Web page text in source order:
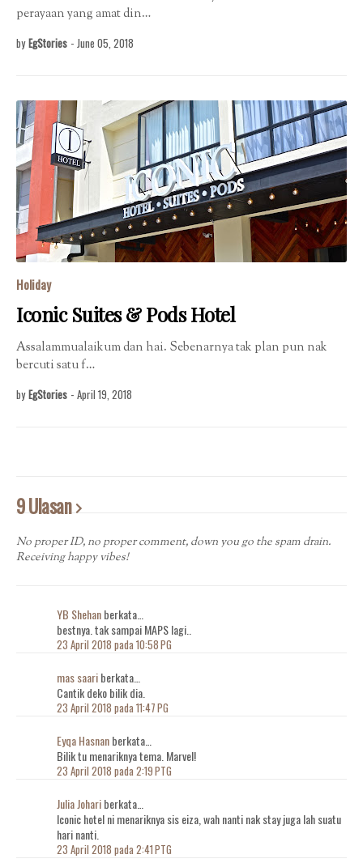
perayaan yang amat din…
by EgStories - June 05, 2018
Holiday
Iconic Suites & Pods Hotel
Assalammualaikum dan hai. Sebenarnya tak plan pun nak
bercuti satu f…
by EgStories - April 19, 2018
9 Ulasan
No proper ID, no proper comment, down you go the spam drain.
Receiving happy vibes!
YB Shehanberkata…
bestnya. tak sampai MAPS lagi..
23 April 2018 pada 10:58 PG
mas saariberkata…
Cantik deko bilik dia.
23 April 2018 pada 11:47 PG
Eyqa Hasnanberkata…
Bilik tu menariknya tema. Marvel!
23 April 2018 pada 2:19 PTG
Julia Johariberkata…
Iconic hotel ni menariknya sis eiza, wah nanti nak stay juga lah suatu
hari nanti.
23 April 2018 pada 2:41 PTG